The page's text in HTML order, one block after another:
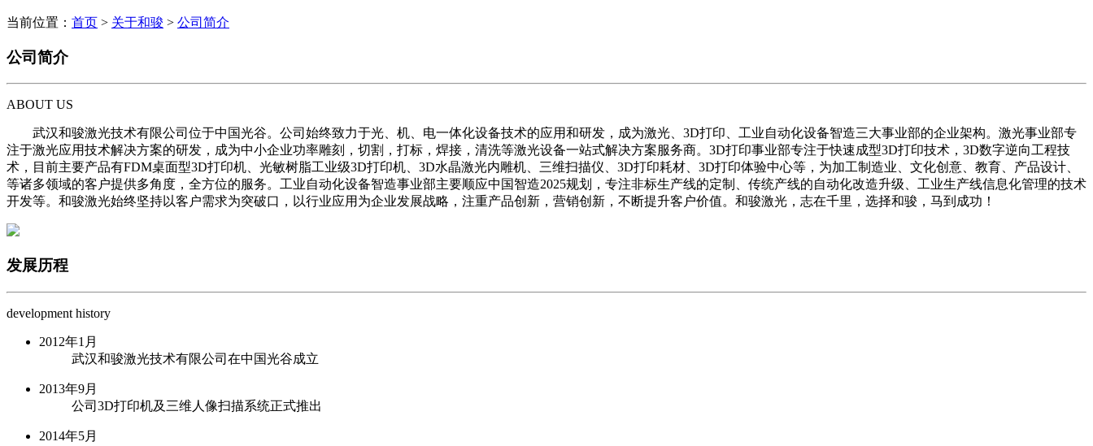
当前位置： 首页 > 关于和骏 > 公司简介
公司简介
ABOUT US
武汉和骏激光技术有限公司位于中国光谷。公司始终致力于光、机、电一体化设备技术的应用和研发， 成为激光、3D打印、工业自动化设备智造三大事业部的企业架构。激光事业部专
注于激光应用技术解决方案的研发，成为中小企业功率雕刻，切割，打标，焊接，清洗等激光设备一站式解决方案服务商。3D打印事业部专注于快速成型3D打印技术，3D数字逆向工程技
术，目前主要产品有FDM桌面型3D打印机、光敏树脂工业级3D打印机、3D水晶激光内雕机、三维扫描仪、3D打印耗材、3D打印体验中心等，为加工制造业、文化创意、教育、产品设计、
等诸多领域的客户提供多角度，全方位的服务。工业自动化设备智造事业部主要顺应中国智造2025规划，专注非标生产线的定制、传统产线的自动化改造升级、工业生产线信息化管理的技术
开发等。和骏激光始终坚持以客户需求为突破口，以行业应用为企业发展战略，注重产品创新，营销创新，不断提升客户价值。和骏激光，志在千里，选择和骏，马到成功！
发展历程
development history
2012年1月
武汉和骏激光技术有限公司在中国光谷成立
2013年9月
公司3D打印机及三维人像扫描系统正式推出
2014年5月